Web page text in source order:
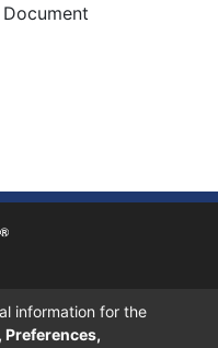
UNITEC
HONDURAS.
information for the